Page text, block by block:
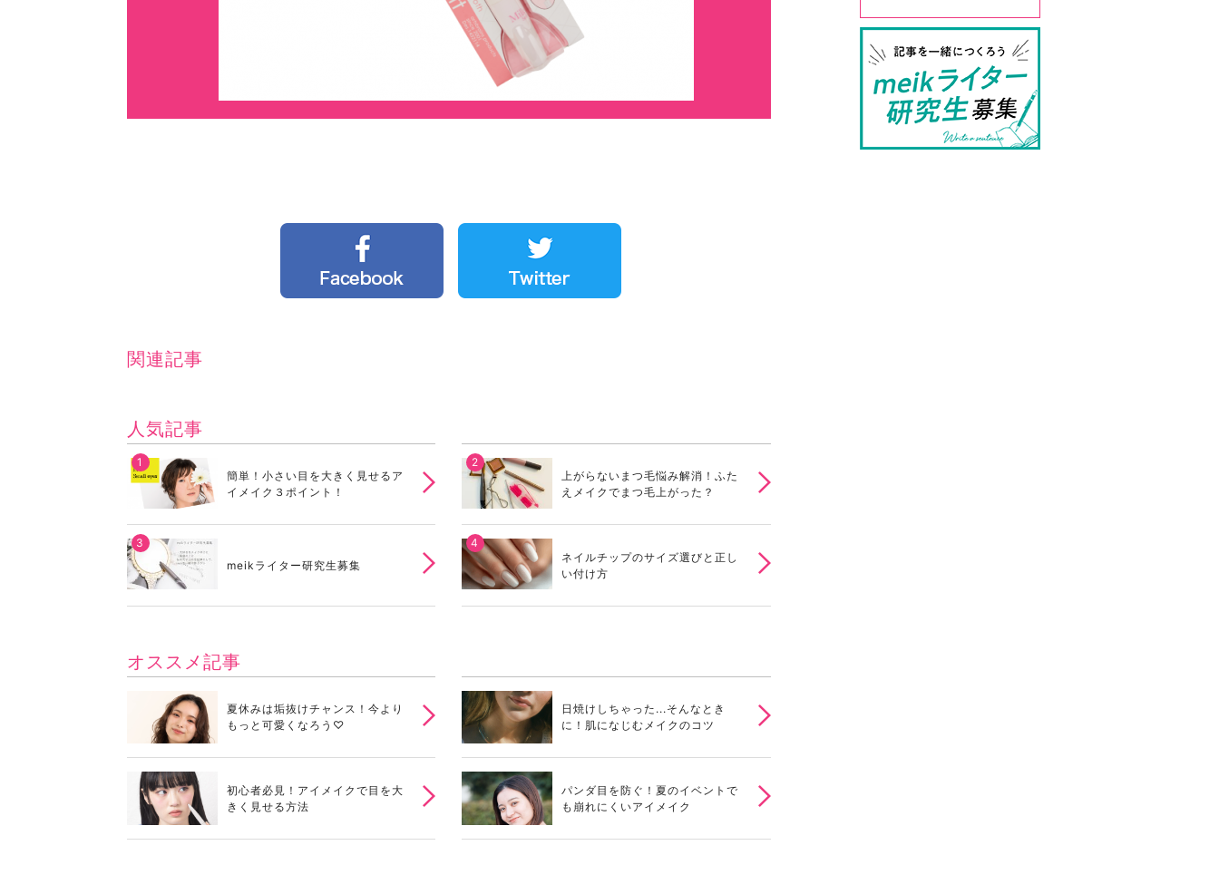
関連記事
人気記事
簡単！小さい目を大きく見せるア
イメイク３ポイント！
上がらないまつ毛悩み解消！ふた
えメイクでまつ毛上がった？
meikライター研究生募集
ネイルチップのサイズ選びと正し
い付け方
オススメ記事
夏休みは垢抜けチャンス！今より
もっと可愛くなろう♡
日焼けしちゃった...そんなとき
に！肌になじむメイクのコツ
初心者必見！アイメイクで目を大
きく見せる方法
パンダ目を防ぐ！夏のイベントで
も崩れにくいアイメイク